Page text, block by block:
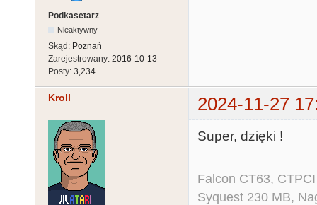
Podkasetarz
Nieaktywny
Skąd: Poznań
Zarejestrowany: 2016-10-13
Posty: 3,234
Kroll 2024-11-27
Super, dzięki !
Falcon CT63,
Syquest 230 MB,